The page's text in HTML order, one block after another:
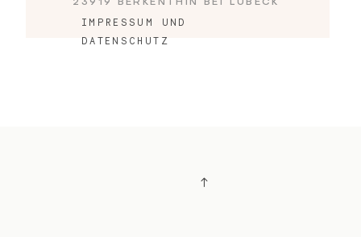
IMPRESSUM UND
DATENSCHUTZ
23919 BERKENTHIN BEI LÜBECK